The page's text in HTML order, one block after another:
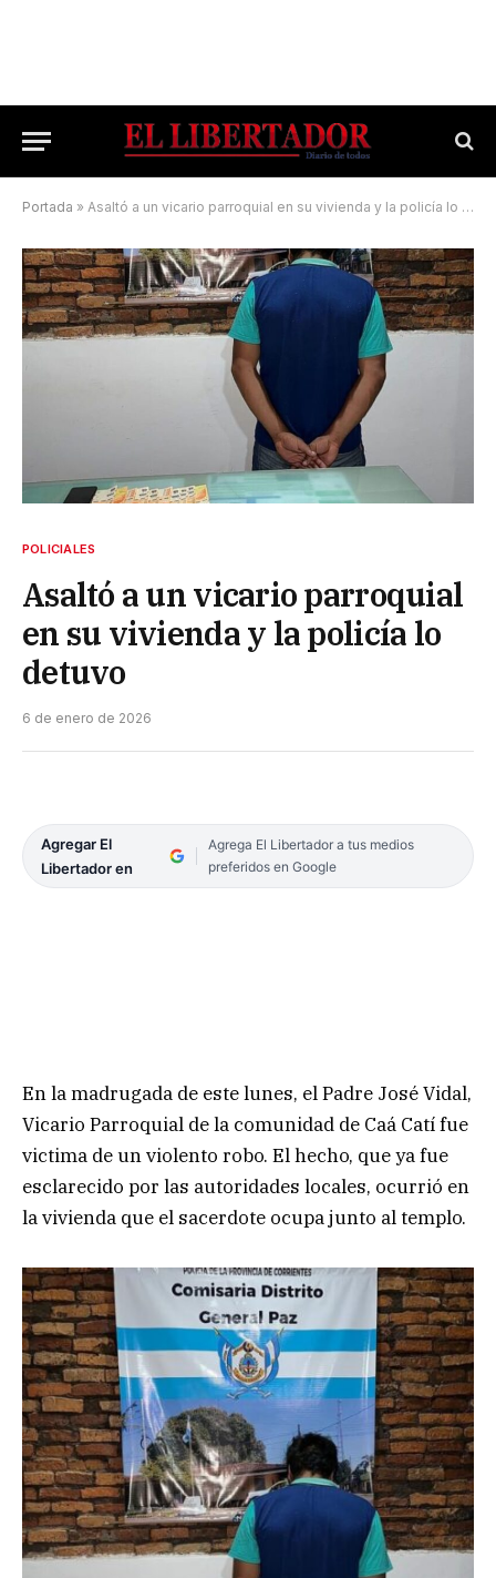
Portada » Asaltó a un vicario parroquial en su vivienda y la policía lo detuvo
POLICIALES
Asaltó a un vicario parroquial
en su vivienda y la policía lo
detuvo
6 de enero de 2026
Agregar El
Libertador en
Agrega El Libertador a tus medios
preferidos en Google
En la madrugada de este lunes, el Padre José Vidal,
Vicario Parroquial de la comunidad de Caá Catí fue
victima de un violento robo. El hecho, que ya fue
esclarecido por las autoridades locales, ocurrió en
la vivienda que el sacerdote ocupa junto al templo.